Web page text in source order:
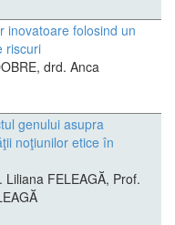
inovatoare folosind un
riscuri
drd. Anca
genului asupra
noţiunilor etice în
Liliana FELEAGĂ, Prof.